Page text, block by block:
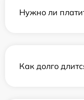
Нужно ли
Как долго